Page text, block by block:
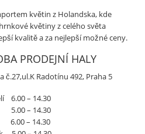
květin z Holandska, kde
květiny z celého světa
kvalitě a za nejlepší možné ceny.
PRODEJNÍ HALY
č.27,ul.K Radotínu 492, Praha 5
6.00 – 14.30
– 14.30
6.00 – 14.30